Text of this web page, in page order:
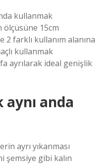
kullanmak
ölçüsüne 15cm
farklı kullanım alanına
kullanmak
ayrılarak ideal genişlik
anda
ayrı yıkanması
şemsiye gibi kalın